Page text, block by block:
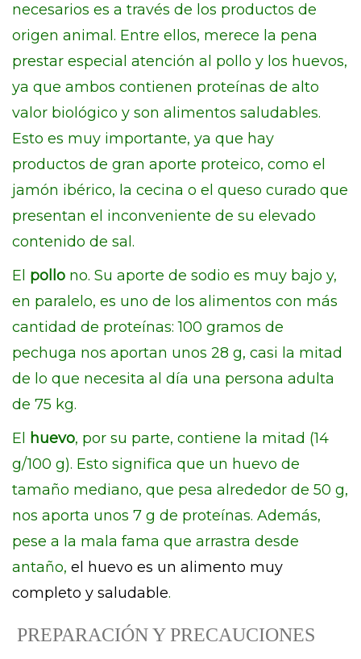
necesarios es a través de los productos de
origen animal. Entre ellos, merece la pena
prestar especial atención al pollo y los huevos,
ya que ambos contienen proteínas de alto
valor biológico y son alimentos saludables.
Esto es muy importante, ya que hay
productos de gran aporte proteico, como el
jamón ibérico, la cecina o el queso curado que
presentan el inconveniente de su elevado
contenido de sal.
El pollo no. Su aporte de sodio es muy bajo y,
en paralelo, es uno de los alimentos con más
cantidad de proteínas: 100 gramos de
pechuga nos aportan unos 28 g, casi la mitad
de lo que necesita al día una persona adulta
de 75 kg.
El
huevo, por su parte, contiene la mitad (14
g/100 g). Esto significa que un huevo de
tamaño mediano, que pesa alrededor de 50 g,
nos aporta unos 7 g de proteínas. Además,
pese a la mala fama que arrastra desde
antaño, el huevo es un alimento muy
completo y saludable.
️ PREPARACIÓN Y PRECAUCIONES